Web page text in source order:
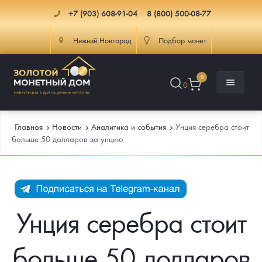
+7 (903) 608-91-04 8 (800) 500-08-77
Нижний Новгород Подбор монет
0
0
Каталог Монет
Инвестиционные монеты
Монеты Россия и СССР
Памятные и старинные монеты
Инфо
Как сделать заказ
Подлинность монет
Доставка
Услуги
Главная Новости Аналитика и события
Унция серебра стоит
больше 50 долларов за унцию
Унция серебра стоит